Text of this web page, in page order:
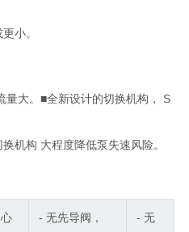
小。
量大。■全新设计的切换机构， S
机构 大程度降低泵失速风险。
- 无先导阀，
- 无